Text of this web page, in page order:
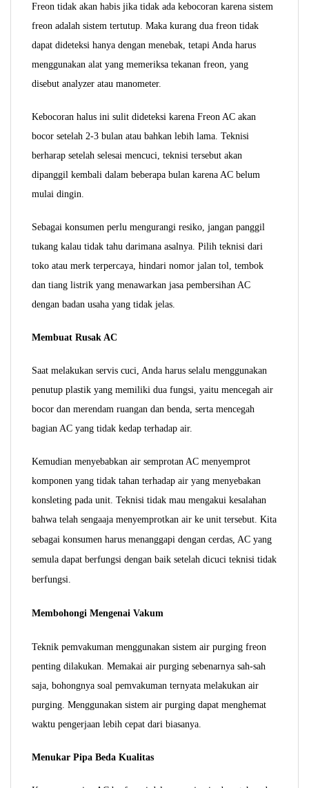
Freon tidak akan habis jika tidak ada kebocoran karena sistem
freon adalah sistem tertutup. Maka kurang dua freon tidak
dapat dideteksi hanya dengan menebak, tetapi Anda harus
menggunakan alat yang memeriksa tekanan freon, yang
disebut analyzer atau manometer.
Kebocoran halus ini sulit dideteksi karena Freon AC akan
bocor setelah 2-3 bulan atau bahkan lebih lama. Teknisi
berharap setelah selesai mencuci, teknisi tersebut akan
dipanggil kembali dalam beberapa bulan karena AC belum
mulai dingin.
Sebagai konsumen perlu mengurangi resiko, jangan panggil
tukang kalau tidak tahu darimana asalnya. Pilih teknisi dari
toko atau merk terpercaya, hindari nomor jalan tol, tembok
dan tiang listrik yang menawarkan jasa pembersihan AC
dengan badan usaha yang tidak jelas.
Membuat Rusak AC
Saat melakukan servis cuci, Anda harus selalu menggunakan
penutup plastik yang memiliki dua fungsi, yaitu mencegah air
bocor dan merendam ruangan dan benda, serta mencegah
bagian AC yang tidak kedap terhadap air.
Kemudian menyebabkan air semprotan AC menyemprot
komponen yang tidak tahan terhadap air yang menyebakan
konsleting pada unit. Teknisi tidak mau mengakui kesalahan
bahwa telah sengaaja menyemprotkan air ke unit tersebut. Kita
sebagai konsumen harus menanggapi dengan cerdas, AC yang
semula dapat berfungsi dengan baik setelah dicuci teknisi tidak
berfungsi.
Membohongi Mengenai Vakum
Teknik pemvakuman menggunakan sistem air purging freon
penting dilakukan. Memakai air purging sebenarnya sah-sah
saja, bohongnya soal pemvakuman ternyata melakukan air
purging. Menggunakan sistem air purging dapat menghemat
waktu pengerjaan lebih cepat dari biasanya.
Menukar Pipa Beda Kualitas